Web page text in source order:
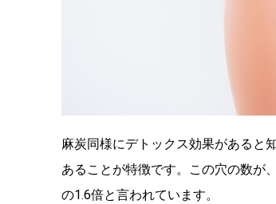
麻炭同様にデトックス効果があると
あることが特徴です。この穴の数が
の1.6倍と言われています。